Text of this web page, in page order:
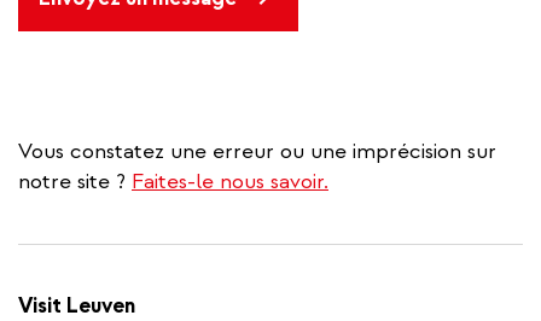
Vous constatez une erreur ou une imprécision sur
notre site ? Faites-le nous savoir.
Visit Leuven